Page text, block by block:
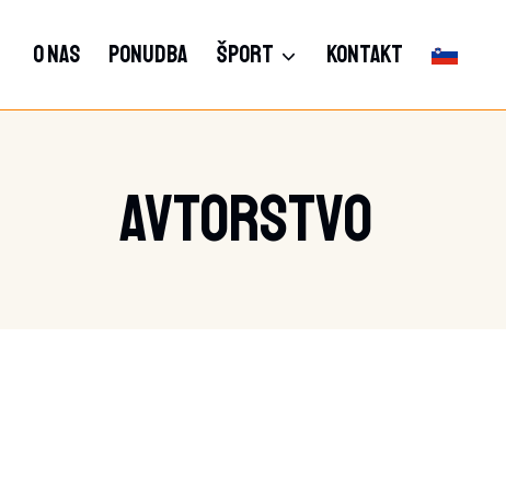
O NAS PONUDBA ŠPORT KONTAKT
Avtorstvo